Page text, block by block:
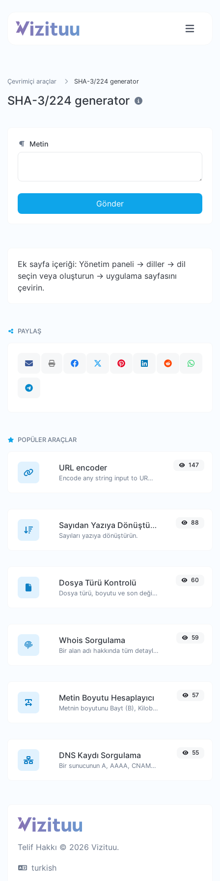
Çevrimiçi araçlar SHA-3/224 generator
SHA-3/224 generator
Metin
Gönder
Ek sayfa içeriği: Yönetim paneli -> diller -> dil
seçin veya oluşturun -> uygulama sayfasını
çevirin.
PAYLAŞ
POPÜLER ARAÇLAR
URL encoder
Encode any string input to URL format.
147
Sayıdan Yazıya Dönüştürücü
Sayıları yazıya dönüştürün.
88
Dosya Türü Kontrolü
Dosya türü, boyutu ve son değiştirilme tarihi gibi bilgileri görüntüleyin.
60
Whois Sorgulama
Bir alan adı hakkında tüm detayları edinin.
59
Metin Boyutu Hesaplayıcı
Metnin boyutunu Bayt (B), Kilobayt (KB) veya Megabayt (MB) cinsinden alın.
57
DNS Kaydı Sorgulama
Bir sunucunun A, AAAA, CNAME, MX, NS, TXT, SOA DNS kayıtlarını bulun.
55
Telif Hakkı © 2026 Vizituu.
turkish